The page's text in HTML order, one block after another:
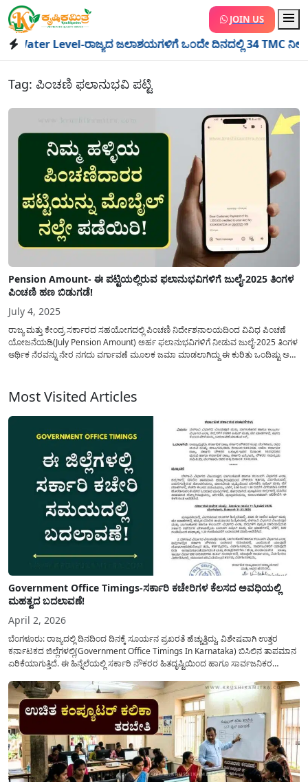
JOIN US
Level-ರಾಜ್ಯದ ಜಲಾಶಯಗಳಿಗೆ ಒಂದೇ ದಿನದಲ್ಲಿ 34 TMC ನೀರು
Tag: ಪಿಂಚಣಿ ಫಲಾನುಭವಿ ಪಟ್ಟಿ
Pension Amount- ಈ ಪಟ್ಟಿಯಲ್ಲಿರುವ ಫಲಾನುಭವಿಗಳಿಗೆ ಜುಲೈ-2025 ತಿಂಗಳ
ಪಿಂಚಣಿ ಹಣ ಬಿಡುಗಡೆ!
July 4, 2025
ರಾಜ್ಯ ಮತ್ತು ಕೇಂದ್ರ ಸರ್ಕಾರದ ಸಹಯೋಗದಲ್ಲಿ ಪಿಂಚಣಿ ನಿರ್ದೇಶನಾಲಯದಿಂದ ವಿವಿಧ ಪಿಂಚಣೆ
ಯೋಜನೆಯಡಿ(July Pension Amount) ಅರ್ಹ ಫಲಾನುಭವಿಗಳಿಗೆ ನೀಡುವ ಜುಲೈ-2025 ತಿಂಗಳ
ಆರ್ಥಿಕ ನೆರವನ್ನು ನೇರ ನಗದು ವರ್ಗಾವಣೆ ಮೂಲಕ ಜಮಾ ಮಾಡಲಾಗಿದ್ದು ಈ ಕುರಿತು ಒಂದಿಷ್ಟು ಅಗತ್ಯ
Most Visited Articles
Government Office Timings-ಸರ್ಕಾರಿ ಕಚೇರಿಗಳ ಕೆಲಸದ ಅವಧಿಯಲ್ಲಿ
ಮಹತ್ವದ ಬದಲಾವಣೆ!
April 2, 2026
ಬೆಂಗಳೂರು: ರಾಜ್ಯದಲ್ಲಿ ದಿನದಿಂದ ದಿನಕ್ಕೆ ಸೂರ್ಯನ ಪ್ರಖರತೆ ಹೆಚ್ಚುತ್ತಿದ್ದು, ವಿಶೇಷವಾಗಿ ಉತ್ತರ
ಕರ್ನಾಟಕದ ಜಿಲ್ಲೆಗಳಲ್ಲಿ(Government Office Timings In Karnataka) ಬಿಸಿಲಿನ ತಾಪಮಾನ
ಏರಿಕೆಯಾಗುತ್ತಿದೆ. ಈ ಹಿನ್ನೆಲೆಯಲ್ಲಿ ಸರ್ಕಾರಿ ನೌಕರರ ಹಿತದೃಷ್ಟಿಯಿಂದ ಹಾಗೂ ಸಾರ್ವಜನಿಕರ
ಮತ್ತು ಕಲ್ಯಾಣ ಕರ್ನಾಟಕದ ಒಟ್ಟು 9 ಜಿಲ್ಲೆಗಳಲ್ಲಿ ಏಪ್ರಿಲ್...